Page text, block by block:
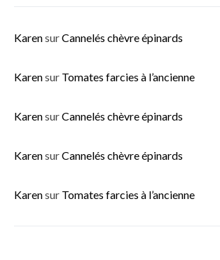
KarensurCannelés chèvre épinards
Karensur Tomates farcies à l’ancienne
KarensurCannelés chèvre épinards
KarensurCannelés chèvre épinards
Karensur Tomates farcies à l’ancienne